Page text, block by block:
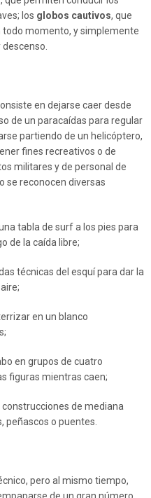
los globos cautivos, que
momento, y simplemente
en dejarse caer desde
de un paracaídas para regular
partiendo de un helicóptero,
fines recreativos o de
militares y de personal de
se reconocen diversas
tabla de surf a los pies para
de la caída libre;
técnicas del esquí para dar la
en un blanco
en grupos de cuatro
figuras mientras caen;
de mediana
peñascos o puentes.
pero al mismo tiempo,